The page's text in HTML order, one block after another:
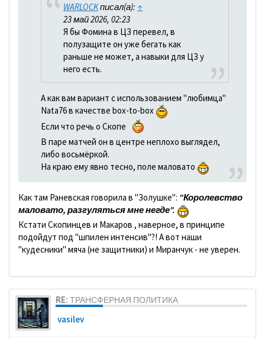
WARLOCKписал(а): ↑
23 май 2026, 02:23
Я бы Фомина в ЦЗ перевел, в
полузащите он уже бегать как
раньше не может, а навыки для ЦЗ у
него есть.
А как вам вариант с использованием "любимца"
Nata76 в качестве box-to-box
Если что речь о Скопе
В паре матчей он в центре неплохо выглядел,
либо восьмёркой.
На краю ему явно тесно, поле маловато
Как там Раневская говорила в "Золушке": "Королевство
маловато, разгуляться мне негде".
Кстати Скопинцев и Макаров , наверное, в принципе
подойдут под "шпилен интенсив"?! А вот наши
"кудесники" мяча (не защитники) и Миранчук - не уверен.
RE: ТРАНСФЕРНАЯ ПОЛИТИКА
vasilev